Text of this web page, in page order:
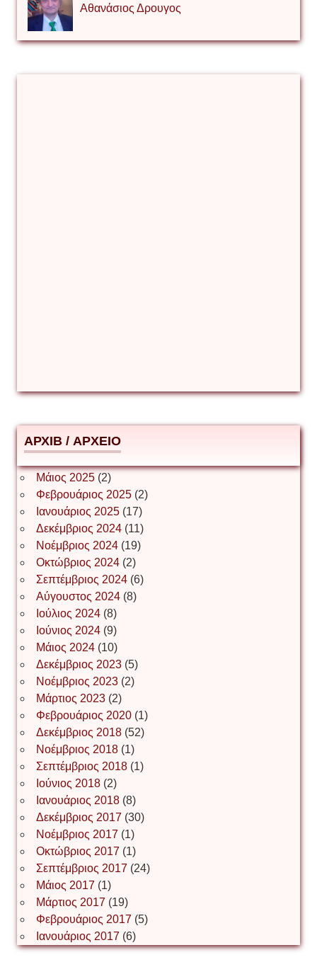
Αθανάσιος Δρουγος
Δημήτριος Ζακοντινός
ΕΥΑΓΓΕΛΟΣ ΜΩΚΟΣ
Ιωάννης Σ. Παπαφλωράτος
ΝΙΚΟΣ ΓΑΤΟΣ
Νίκος Λυγερός
Іван Буртик
Іван Наконечний
Інга Короткевич
Ірина Ключковська
Ірина Наконечна
АРХІВ / ΑΡΧΕΙΟ
Μάιος 2025(2)
Φεβρουάριος 2025(2)
Ιανουάριος 2025(17)
Δεκέμβριος 2024(11)
Νοέμβριος 2024(19)
Οκτώβριος 2024(2)
Σεπτέμβριος 2024(6)
Αύγουστος 2024(8)
Ιούλιος 2024(8)
Ιούνιος 2024(9)
Μάιος 2024(10)
Δεκέμβριος 2023(5)
Νοέμβριος 2023(2)
Μάρτιος 2023(2)
Φεβρουάριος 2020(1)
Δεκέμβριος 2018(52)
Νοέμβριος 2018(1)
Σεπτέμβριος 2018(1)
Ιούνιος 2018(2)
Ιανουάριος 2018(8)
Δεκέμβριος 2017 (30)
Νοέμβριος 2017 (1)
Οκτώβριος 2017 (1)
Σεπτέμβριος 2017 (24)
Μάιος 2017 (1)
Μάρτιος 2017 (19)
Φεβρουάριος 2017 (5)
Ιανουάριος 2017 (6)